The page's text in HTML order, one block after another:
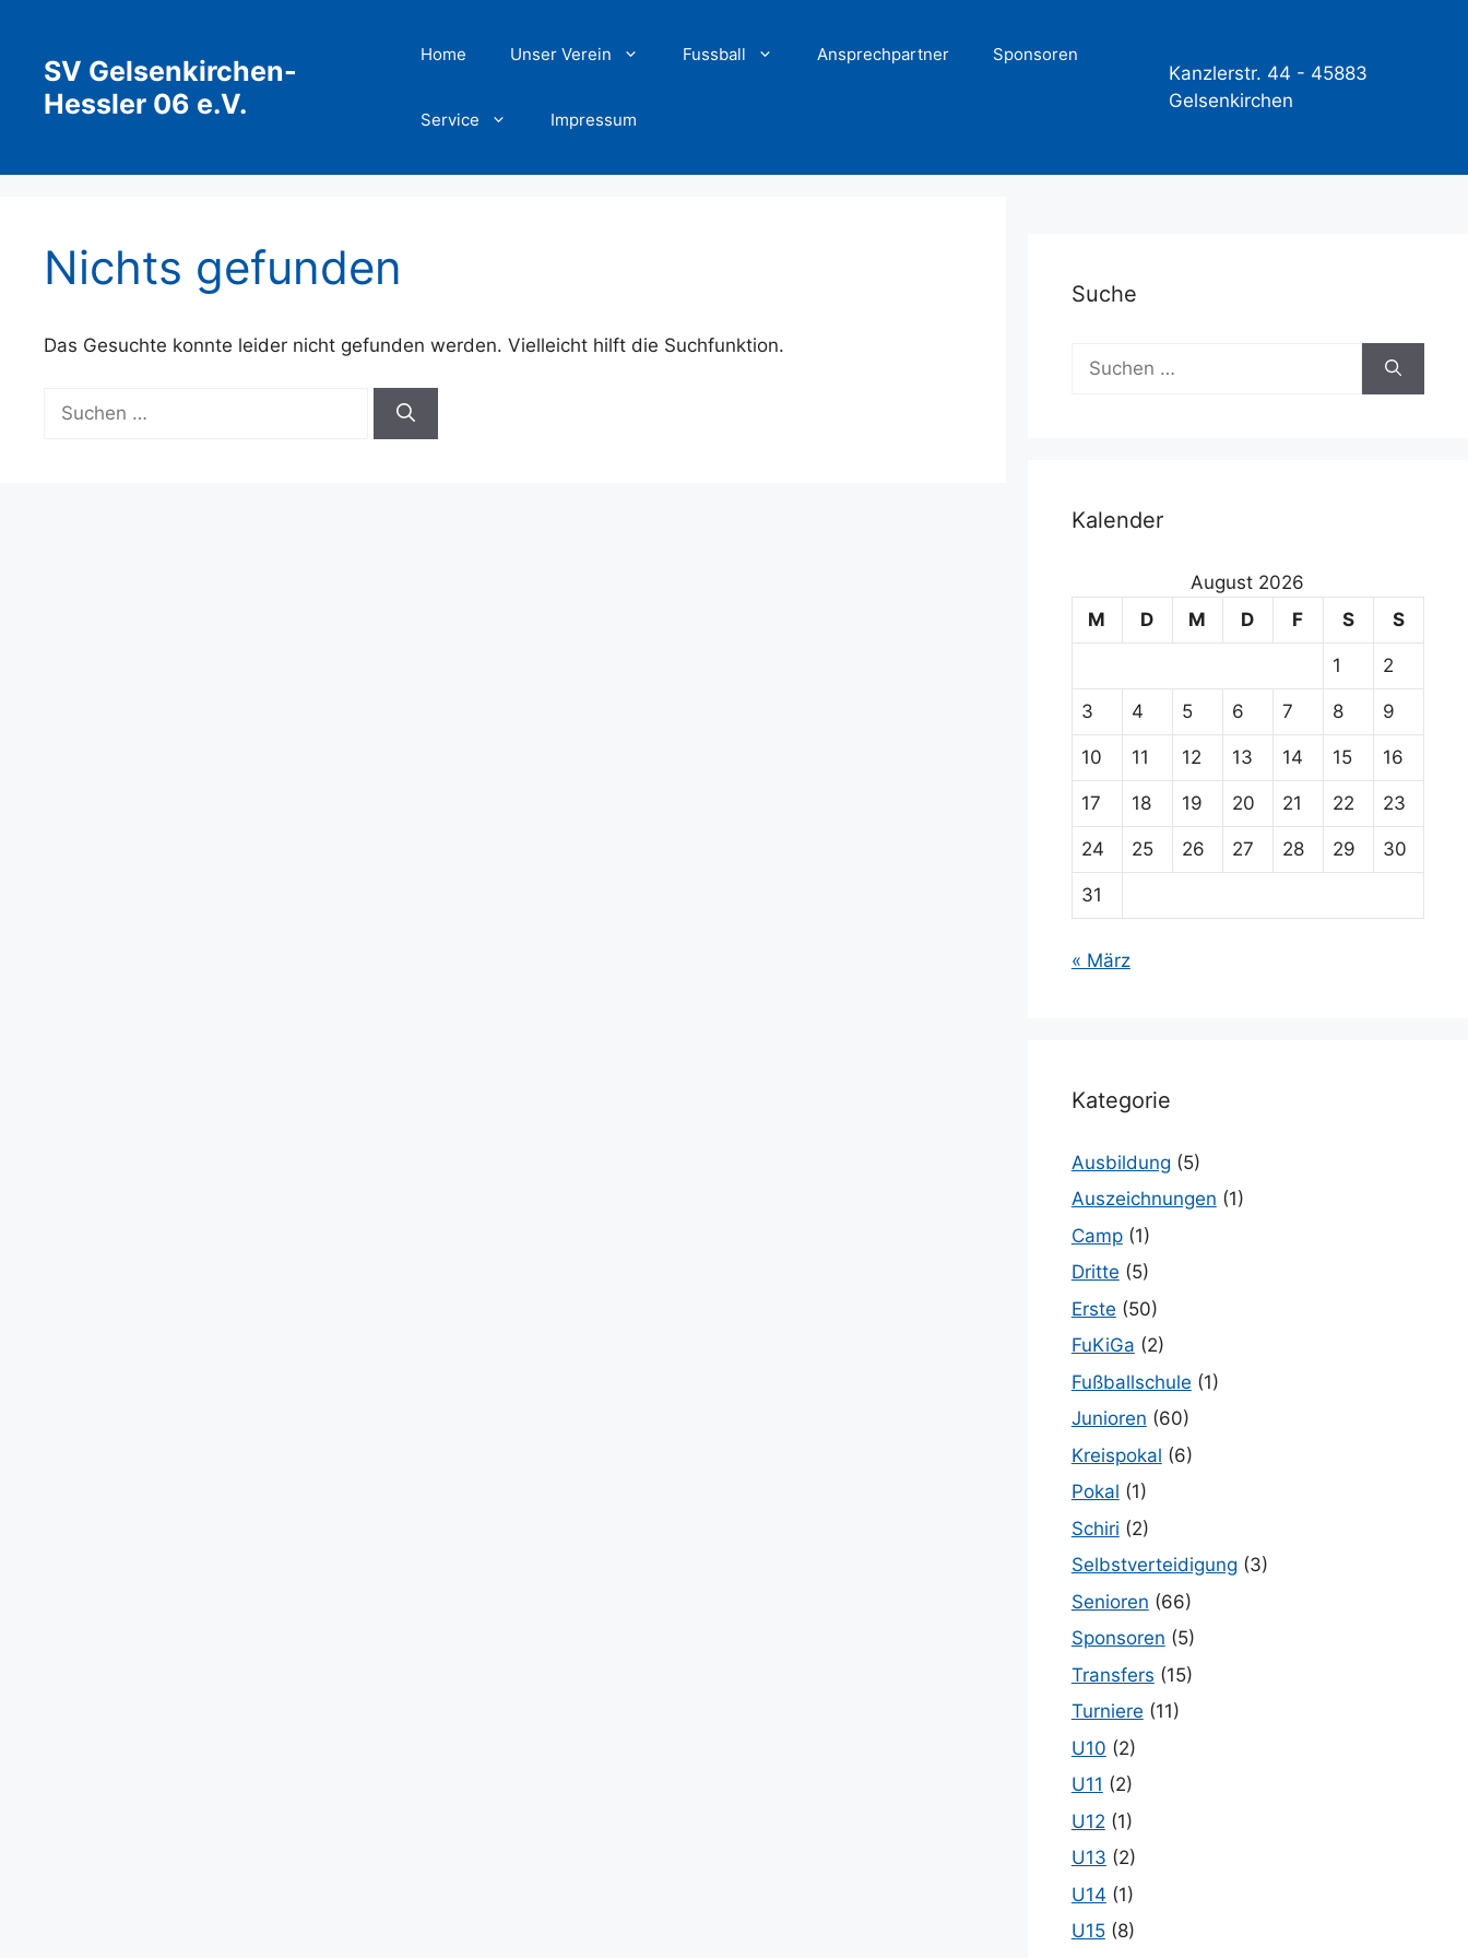
springenSV Gelsenkirchen-
Hessler 06 e.V.
Home Unser Verein Fussball Ansprechpartner Sponsoren
Service Impressum
Kanzlerstr. 44 - 45883
Gelsenkirchen
Nichts gefunden
Das Gesuchte konnte leider nicht gefunden werden. Vielleicht hilft die Suchfunktion.
nach:
Suche
Suchen
nach:
Kalender
August 2026
M
D M D F S S
1 2
3 4 5 6 7 8 9
10 11 12 13 14 15 16
17 18 19 20 21 22 23
24 25 26 27 28 29 30
31
« März
Kategorie
Ausbildung (5)
Auszeichnungen (1)
Camp(1)
Dritte (5)
Erste (50)
FuKiGa (2)
Fußballschule (1)
Junioren (60)
Kreispokal (6)
Pokal (1)
Schiri (2)
Selbstverteidigung (3)
Senioren (66)
Sponsoren (5)
Transfers (15)
Turniere (11)
U10 (2)
U11 (2)
U12 (1)
U13 (2)
U14 (1)
U15(8)